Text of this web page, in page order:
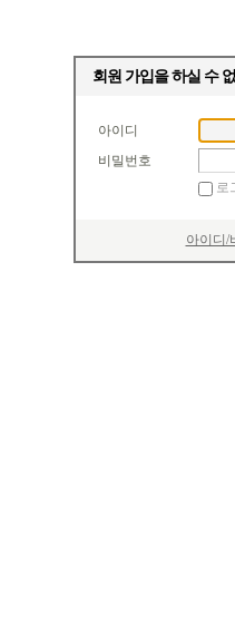
회원 가입을 하실 수
아이디
비밀번호
로
아이디/